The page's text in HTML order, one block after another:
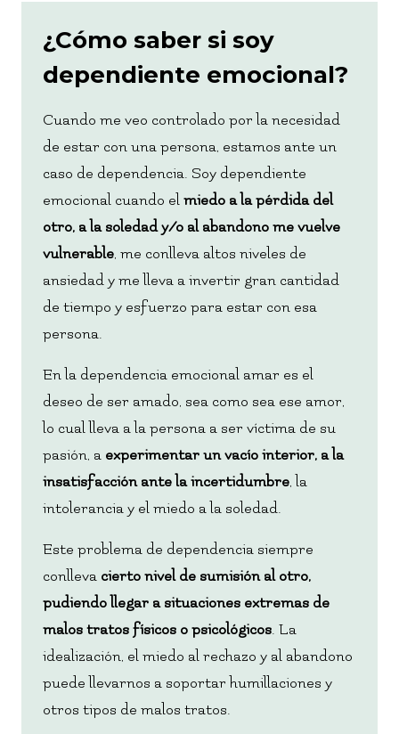
¿Cómo saber si soy
dependiente emocional?
Cuando me veo controlado por la necesidad
de estar con una persona, estamos ante un
caso de dependencia. Soy dependiente
emocional cuando el miedo a la pérdida del
otro, a la soledad y/o al abandono me vuelve
vulnerable , me conlleva altos niveles de
ansiedad y me lleva a invertir gran cantidad
de tiempo y esfuerzo para estar con esa
persona.
En la dependencia emocional amar es el
deseo de ser amado, sea como sea ese amor,
lo cual lleva a la persona a ser víctima de su
pasión, a experimentar un vacío interior, a la
insatisfacción ante la incertidumbre , la
intolerancia y el miedo a la soledad.
Este problema de dependencia siempre
conlleva cierto nivel de sumisión al otro,
pudiendo llegar a situaciones extremas de
malos tratos físicos o psicológicos . La
idealización, el miedo al rechazo y al abandono
puede llevarnos a soportar humillaciones y
otros tipos de malos tratos.